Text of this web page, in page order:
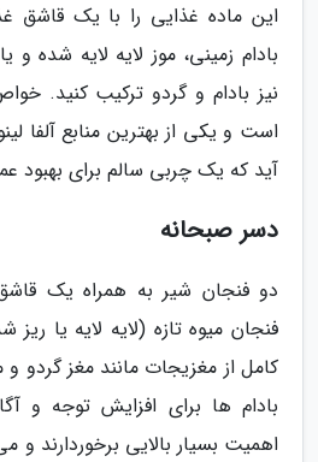
این ماده غذایی را با یک قاشق
بادام زمینی، موز لایه لایه شده و
نیز بادام و گردو ترکیب کنید.
است و یکی از بهترین منابع آلفا
آید که یک چربی سالم برای بهبود
دسر صبحانه
دو فنجان شیر به همراه یک
فنجان میوه تازه (لایه لایه یا
کامل از مغزیجات مانند مغز گردو و
بادام ها برای افزایش توجه و
اهمیت بسیار بالایی برخوردارند و